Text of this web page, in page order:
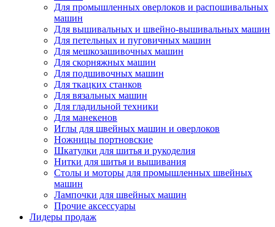
Для промышленных оверлоков и распошивальных
машин
Для вышивальных и швейно-вышивальных машин
Для петельных и пуговичных машин
Для мешкозашивочных машин
Для скорняжных машин
Для подшивочных машин
Для ткацких станков
Для вязальных машин
Для гладильной техники
Для манекенов
Иглы для швейных машин и оверлоков
Ножницы портновские
Шкатулки для шитья и рукоделия
Нитки для шитья и вышивания
Столы и моторы для промышленных швейных
машин
Лампочки для швейных машин
Прочие аксессуары
Лидеры продаж